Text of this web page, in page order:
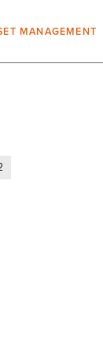
MANAGEMENT